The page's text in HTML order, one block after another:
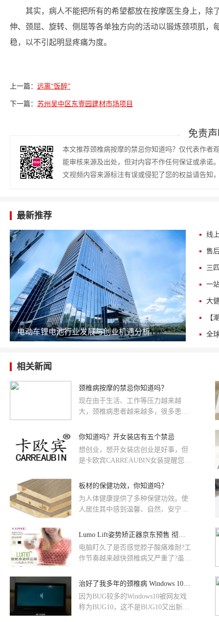
其实，病人不能把所有的希望都放在按摩医生身上，除
伸、颈屈、旋转、侧屈等各单独方向的活动以锻炼颈项肌，
稳，以不引起明显疼痛为度。
上一篇： 远离“饭醉”
下一篇： 苏州吴中区东壹园建材市场项目
免责
本文推荐颈椎病按摩的禁忌你知道吗？仅代表作者
能审核来源及出处，但对内容不作任何保证或承诺
文视频内容来源标注有误或侵犯了您的权益请告知
最新推荐
电动车锂电池行业发展与创业机遇分析
相关新闻
颈椎病按摩的禁忌你知道吗？
现在由于生活、工作等压力越来越
大，颈椎病患者越来越多，很多患者
适，但不是每一个颈椎病患者都适合
禁忌，仅供参考，不具备医学理论解
释。1、一般认为脊髓型颈椎病不宜
有些脊髓型颈椎病患者，因接受不当
的手法推拿按摩，特别是经过重手法
的颈部推拿治疗后，病人的症状加重
也很难恢复到比较良
你知道吗？开女装店有五个禁忌
想创业，想开女装店创业是好事，但
是卡欧宾CARREAUBIN女装提醒您，
业的五个禁忌，可能极大的会影响到
CARREAUBIN来解答。
板材的保健功效，你知道吗？
为人体健康提供了多种保健功效。使
人居住其中感到温馨、自然、安宁、
Lumo Lift姿势矫正器京东预售 彻底告别颈椎病
电脑盯久了是否感觉脖子酸痛难耐?工
作节奏越来越快颈椎病又严重了?虽然
留神腰就弯了?日前，京东上有一位
阵追捧，它就是LumoLift，一款罕见
的“可以塑身的智能胸扣”。LumoLift
治好了我多年的颈椎病 Windows 10又出现新BUG
因为BUG较多的Windows10被网友戏
称为BUG10，这不是BUG10又出新的